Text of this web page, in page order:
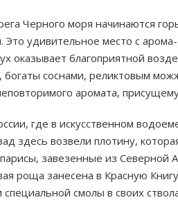
Черного моря начинаются
Это удивительное место с
оказывает благоприятной
соснами, реликтовым
аромата,
где в искусственном
здесь возвели плотину,
завезенные из Северной
роща занесена в Красную
смолы в своих